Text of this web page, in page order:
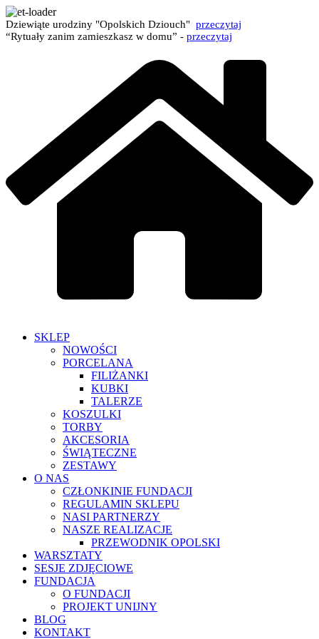
Dziewiąte urodziny "Opolskich Dziouch" przeczytaj
“Rytuały zanim zamieszkasz w domu” - przeczytaj
SKLEP
NOWOŚCI
PORCELANA
FILIŻANKI
KUBKI
TALERZE
KOSZULKI
TORBY
AKCESORIA
ŚWIĄTECZNE
ZESTAWY
O NAS
CZŁONKINIE FUNDACJI
REGULAMIN SKLEPU
NASI PARTNERZY
NASZE REALIZACJE
PRZEWODNIK OPOLSKI
WARSZTATY
SESJE ZDJĘCIOWE
FUNDACJA
O FUNDACJI
PROJEKT UNIJNY
BLOG
KONTAKT